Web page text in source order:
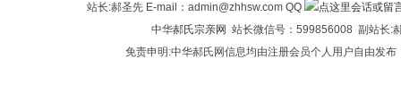
站长:郝圣先 E-mail：admin@zhhsw.com QQ
中华郝氏宗亲网 站长微信号：599856008 副站长:
免责申明:中华郝氏网信息均由注册会员个人用户自由发